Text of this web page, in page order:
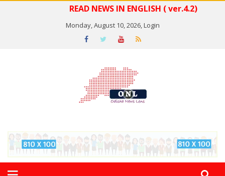
READ NEWS IN ENGLISH ( ver.4.2)
Monday, August 10, 2026,Login